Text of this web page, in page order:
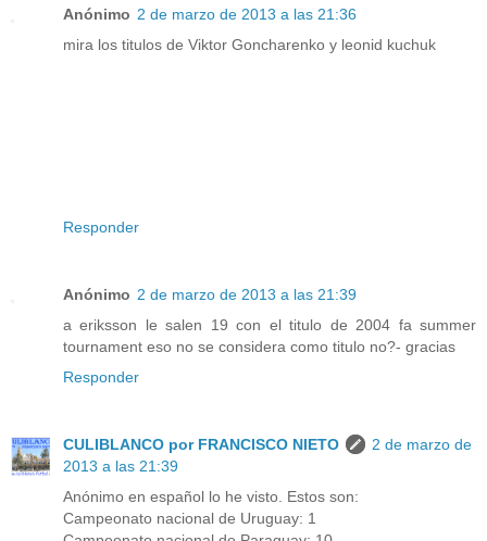
Anónimo 2 de marzo de 2013 a las 21:36
mira los titulos de Viktor Goncharenko y leonid kuchuk
Responder
Anónimo 2 de marzo de 2013 a las 21:39
a eriksson le salen 19 con el titulo de 2004 fa summer
tournament eso no se considera como titulo no?- gracias
Responder
CULIBLANCO por FRANCISCO NIETO
2 de marzo de
2013 a las 21:39
Anónimo en español lo he visto. Estos son:
Campeonato nacional de Uruguay: 1